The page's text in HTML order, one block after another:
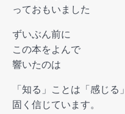
っておもいました
ずいぶん前に
この本をよんで
響いたのは
「知る」ことは「感じる」
固く信じています。